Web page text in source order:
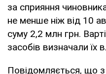
за сприяння
не менше ніж від 10
суму 2,2 млн грн.
засобів визначали їх
Повідомляється, що з